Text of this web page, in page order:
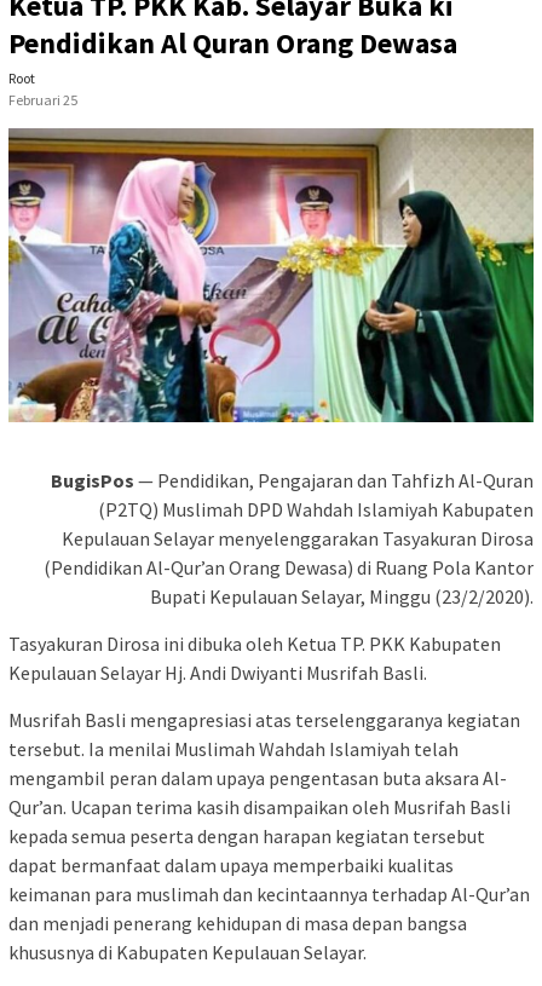
Pendidikan Al Quran Orang Dewasa
Root
Februari 25
BugisPos — Pendidikan, Pengajaran dan Tahfizh Al-Quran
(P2TQ) Muslimah DPD Wahdah Islamiyah Kabupaten
Kepulauan Selayar menyelenggarakan Tasyakuran Dirosa
(Pendidikan Al-Qur’an Orang Dewasa) di Ruang Pola Kantor
Bupati Kepulauan Selayar, Minggu (23/2/2020).
Tasyakuran Dirosa ini dibuka oleh Ketua TP. PKK Kabupaten
Kepulauan Selayar Hj. Andi Dwiyanti Musrifah Basli.
Musrifah Basli mengapresiasi atas terselenggaranya kegiatan
tersebut. Ia menilai Muslimah Wahdah Islamiyah telah
mengambil peran dalam upaya pengentasan buta aksara Al-
Qur’an. Ucapan terima kasih disampaikan oleh Musrifah Basli
kepada semua peserta dengan harapan kegiatan tersebut
dapat bermanfaat dalam upaya memperbaiki kualitas
keimanan para muslimah dan kecintaannya terhadap Al-Qur’an
dan menjadi penerang kehidupan di masa depan bangsa
khususnya di Kabupaten Kepulauan Selayar.